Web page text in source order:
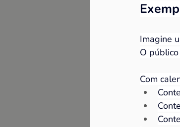
Imagine
O
Com